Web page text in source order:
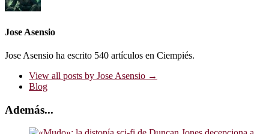
Jose Asensio
Jose Asensio ha escrito 540 artículos en Ciempiés.
View all posts by Jose Asensio →
Blog
Además...